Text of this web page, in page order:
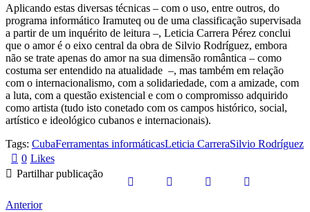
Aplicando estas diversas técnicas – com o uso, entre outros, do
programa informático Iramuteq ou de uma classificação supervisada
a partir de um inquérito de leitura –, Leticia Carrera Pérez conclui
que o amor é o eixo central da obra de Silvio Rodríguez, embora
não se trate apenas do amor na sua dimensão romântica – como
costuma ser entendido na atualidade –, mas também em relação
com o internacionalismo, com a solidariedade, com a amizade, com
a luta, com a questão existencial e com o compromisso adquirido
como artista (tudo isto conetado com os campos histórico, social,
artístico e ideológico cubanos e internacionais).
Tags: CubaFerramentas informáticasLeticia CarreraSilvio Rodríguez
0 Likes
Partilhar publicação
Anterior